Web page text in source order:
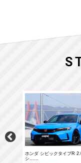
ホンダ シビックタイプR
シ……